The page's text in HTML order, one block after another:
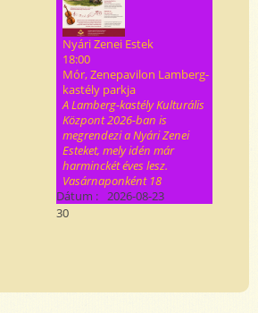
Nyári Zenei Estek
18:00
Mór, Zenepavilon Lamberg-
kastély parkja
A Lamberg-kastély Kulturális
Központ 2026-ban is
megrendezi a Nyári Zenei
Esteket, mely idén már
harminckét éves lesz.
Vasárnaponként 18
Dátum : 2026-08-23
30